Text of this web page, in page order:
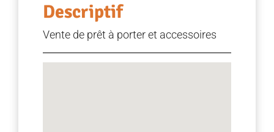
Descriptif
Vente de prêt à porter et accessoires